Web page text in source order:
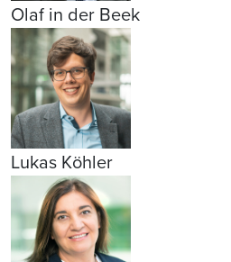
Olaf in der Beek
Lukas Köhler